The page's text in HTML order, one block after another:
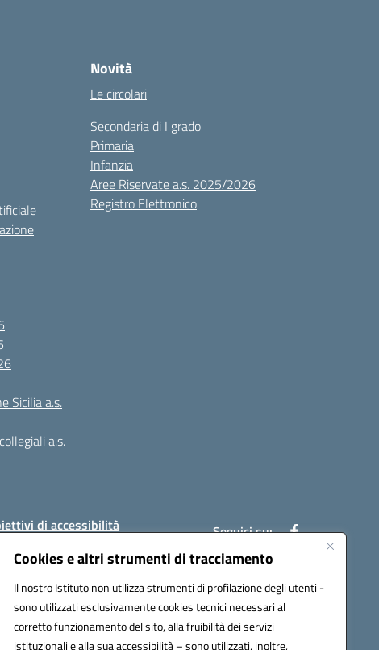
Cookies e altri strumenti di tracciamento
Il nostro Istituto non utilizza strumenti di profilazione degli utenti -
sono utilizzati esclusivamente cookies tecnici necessari al
corretto funzionamento del sito, alla fruibilità dei servizi
istituzionali e alla sua accessibilità – sono utilizzati, inoltre,
Sicilia a.s.
a.s.
Novità
Le circolari
Secondaria di I grado
Primaria
Infanzia
Aree Riservate a.s. 2025/2026
Registro Elettronico
di accessibilità Seguici su:
PAIC8BW002@pec.istruzione.it